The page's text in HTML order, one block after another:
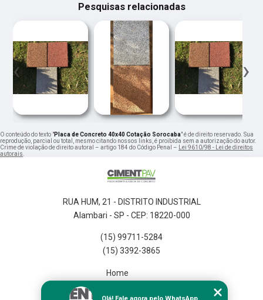
Pesquisas relacionadas
‹ ›
O conteúdo do texto "Placa de Concreto 40x40 Cotação Sorocaba" é de direito reservado. Sua
reprodução, parcial ou total, mesmo citando nossos links, é proibida sem a autorização do autor.
Crime de violação de direito autoral – artigo 184 do Código Penal –
Lei 9610/98 - Lei de direitos
autorais
RUA HUM, 21 - DISTRITO INDUSTRIAL
Alambari - SP - CEP: 18220-000
(15) 99711-5284
(15) 3392-3865
Home
Olá! Fale agora pelo WhatsApp.